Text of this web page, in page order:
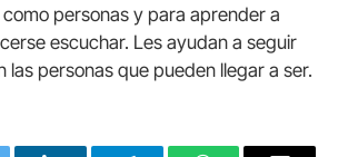
personas y para aprender a
escuchar. Les ayudan a seguir
las personas que pueden llegar a ser.